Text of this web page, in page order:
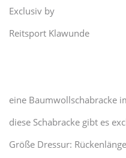
Exclusiv by
Reitsport Klawunde
eine Baumwollschabracke
diese Schabracke gibt es
Größe Dressur: